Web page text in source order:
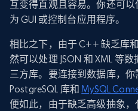
互变得直观且容易。你还可
为 GUI 或控制台应用程序。
相比之下，由于 C++ 缺乏库
然可以处理 JSON 和 XML 等
三方库。要连接到数据库，你
PostgreSQL 库和MySQL
便如此，由于缺乏高级抽象，